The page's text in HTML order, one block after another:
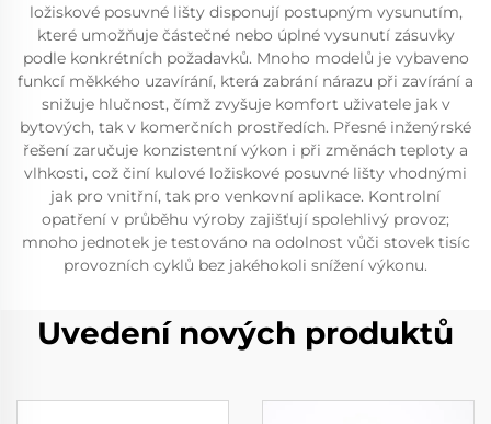
ložiskové posuvné lišty disponují postupným vysunutím,
které umožňuje částečné nebo úplné vysunutí zásuvky
podle konkrétních požadavků. Mnoho modelů je vybaveno
funkcí měkkého uzavírání, která zabrání nárazu při zavírání a
snižuje hlučnost, čímž zvyšuje komfort uživatele jak v
bytových, tak v komerčních prostředích. Přesné inženýrské
řešení zaručuje konzistentní výkon i při změnách teploty a
vlhkosti, což činí kulové ložiskové posuvné lišty vhodnými
jak pro vnitřní, tak pro venkovní aplikace. Kontrolní
opatření v průběhu výroby zajišťují spolehlivý provoz;
mnoho jednotek je testováno na odolnost vůči stovek tisíc
provozních cyklů bez jakéhokoli snížení výkonu.
Uvedení nových produktů